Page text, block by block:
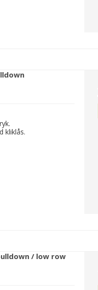
kliklås.
/ low row